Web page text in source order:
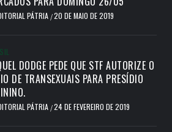
PÁTRIA /20 DE MAIO DE 2019
DODGE PEDE QUE STF AUTORIZE O
DE TRANSEXUAIS PARA PRESÍDIO
PÁTRIA /24 DE FEVEREIRO DE 2019